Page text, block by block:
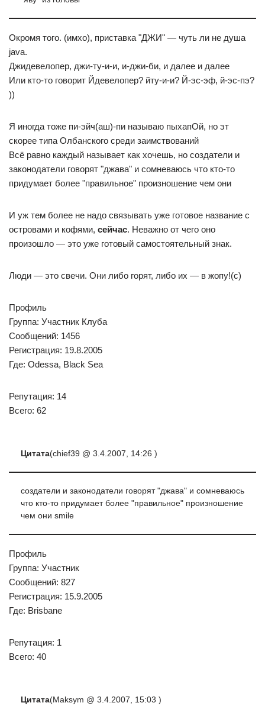
Окромя того. (имхо), приставка "ДЖИ" — чуть ли не душа
java.
Джидевелопер, джи-ту-и-и, и-джи-би, и далее и далее
Или кто-то говорит Йдевелопер? йту-и-и? Й-эс-эф, й-эс-пэ?
))
Я иногда тоже пи-эйч(аш)-пи называю пыхапОй, но эт
скорее типа Олбанского среди заимствований
Всё равно каждый называет как хочешь, но создатели и
законодатели говорят "джава" и сомневаюсь что кто-то
придумает более "правильное" произношение чем они
И уж тем более не надо связывать уже готовое название с
островами и кофями, сейчас. Неважно от чего оно
произошло — это уже готовый самостоятельный знак.
Люди — это свечи. Они либо горят, либо их — в жопу!(с)
Профиль
Группа: Участник Клуба
Сообщений: 1456
Регистрация: 19.8.2005
Где: Odessa, Black Sea
Репутация: 14
Всего: 62
Цитата(chief39 @ 3.4.2007, 14:26 )
создатели и законодатели говорят "джава" и сомневаюсь
что кто-то придумает более "правильное" произношение
чем они smile
Профиль
Группа: Участник
Сообщений: 827
Регистрация: 15.9.2005
Где: Brisbane
Репутация: 1
Всего: 40
Цитата(Maksym @ 3.4.2007, 15:03 )